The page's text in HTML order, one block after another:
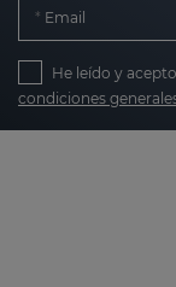
Email
He leído y
condiciones